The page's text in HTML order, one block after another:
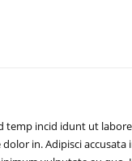
temp incid idunt ut
in. Adipisci accusata